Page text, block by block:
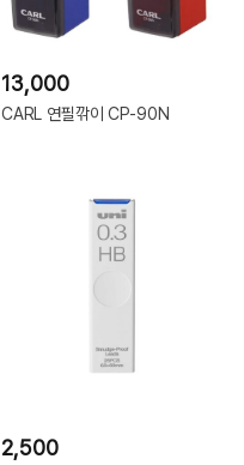
13,000
CARL 연필깎이 CP-90N
2,500